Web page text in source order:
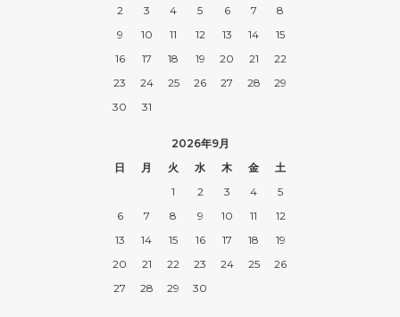
2
3 4 5 6 7
8
9
10 11 12 13 14
15
16
17 18 19 20 21
22
23
24 25 26 27 28
29
30
31
2026年9月
日
月 火 水 木 金
土
1
2 3 4
5
6
7 8 9 10 11
12
13
14 15 16 17 18
19
20
21 22 23 24 25
26
27
28 29 30